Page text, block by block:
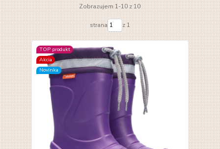
Zobrazujem 1-10 z 10
strana z 1
TOP produkt
Akcia
Novinka